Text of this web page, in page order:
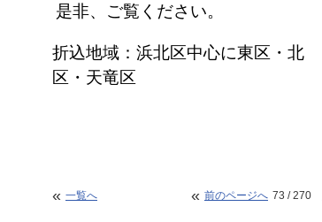
是非、ご覧ください。
折込地域：浜北区中心に東区・北
区・天竜区
« 一覧へ « 前のページへ 73 / 270